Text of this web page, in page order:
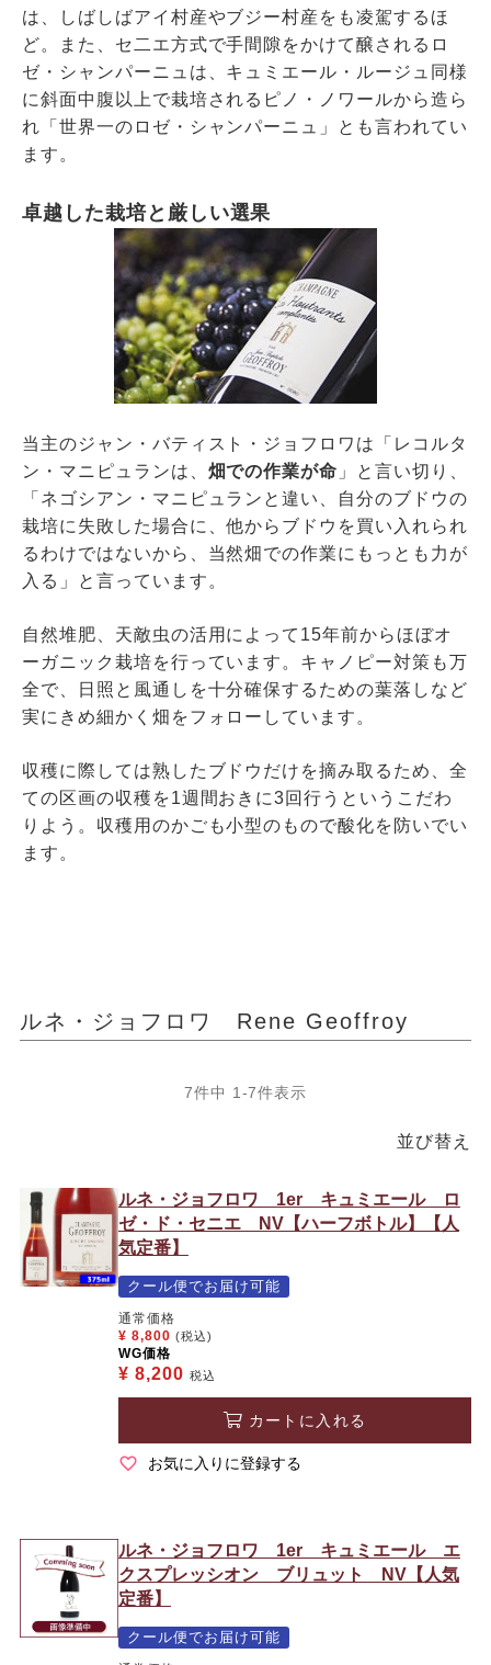
は、しばしばアイ村産やブジー村産をも凌駕するほ
ど。また、セ二エ方式で手間隙をかけて醸されるロ
ゼ・シャンパーニュは、キュミエール・ルージュ同様
に斜面中腹以上で栽培されるピノ・ノワールから造ら
れ「世界一のロゼ・シャンパーニュ」とも言われてい
ます。
卓越した栽培と厳しい選果
当主のジャン・バティスト・ジョフロワは「レコルタ
ン・マニピュランは、 畑での作業が命 」と言い切り、
「ネゴシアン・マニピュランと違い、自分のブドウの
栽培に失敗した場合に、他からブドウを買い入れられ
るわけではないから、当然畑での作業にもっとも力が
入る」と言っています。
自然堆肥、天敵虫の活用によって15年前からほぼオ
ーガニック栽培を行っています。キャノピー対策も万
全で、日照と風通しを十分確保するための葉落しなど
実にきめ細かく畑をフォローしています。
収穫に際しては熟したブドウだけを摘み取るため、全
ての区画の収穫を1週間おきに3回行うというこだわ
りよう。収穫用のかごも小型のもので酸化を防いでい
ます。
ルネ・ジョフロワ Rene Geoffroy
並び替え
7件中 1 -7件表示
ルネ・ジョフロワ 1er キュミエール ロ
ゼ・ド・セニエ NV【ハーフボトル】【人
気定番】
クール便でお届け可能
通常価格
¥ 8,800 (税込)
WG価格
¥ 8,200 税込
カートに入れる
お気に入りに登録する
ルネ・ジョフロワ 1er キュミエール エ
クスプレッシオン ブリュット NV【人気
定番】
クール便でお届け可能